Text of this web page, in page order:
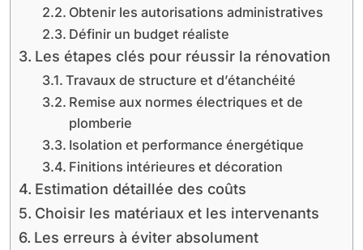
Obtenir les autorisations administratives
Définir un budget réaliste
Les étapes clés pour réussir la rénovation
Travaux de structure et d’étanchéité
Remise aux normes électriques et de
plomberie
Isolation et performance énergétique
Finitions intérieures et décoration
Estimation détaillée des coûts
Choisir les matériaux et les intervenants
Les erreurs à éviter absolument